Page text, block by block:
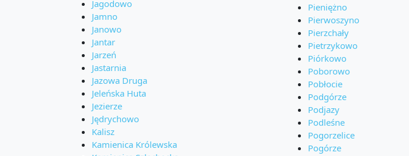
Jagodowo
Jamno
Janowo
Jantar
Jarzeń
Jastarnia
Jazowa Druga
Jeleńska Huta
Jezierze
Jędrychowo
Kalisz
Kamienica Królewska
Pieniężno
Pierwoszyno
Pierzchały
Pietrzykowo
Piórkowo
Poborowo
Pobłocie
Podgórze
Podjazy
Podleśne
Pogorzelice
Pogórze